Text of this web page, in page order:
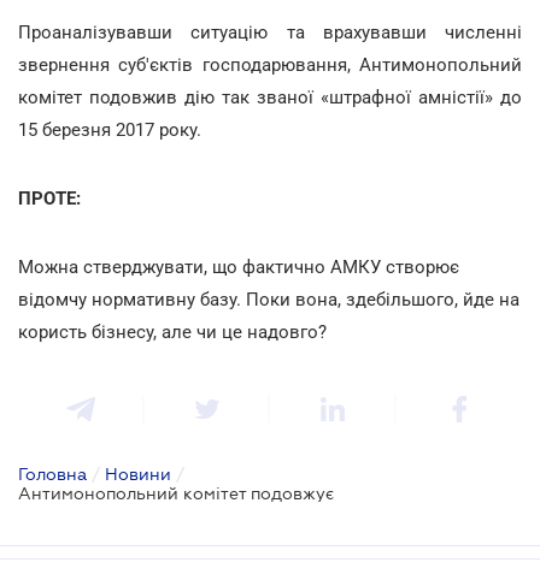
Проаналізувавши ситуацію та врахувавши численні
звернення суб'єктів господарювання, Антимонопольний
комітет подовжив дію так званої «штрафної амністії» до
15 березня 2017 року.
ПРОТЕ:
Можна стверджувати, що фактично АМКУ створює
відомчу нормативну базу. Поки вона, здебільшого, йде на
користь бізнесу, але чи це надовго?
Головна / Новини /
Антимонопольний комітет подовжує